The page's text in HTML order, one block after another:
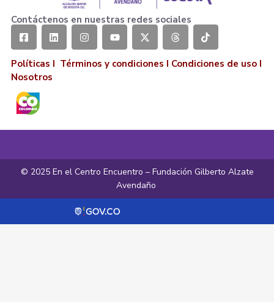
Contáctenos en nuestras redes sociales
Políticas I Términos y condiciones I Condiciones de uso I
Nosotros
© 2025 En el Centro Encuentro – Fundación Gilberto Alzate
Avendaño